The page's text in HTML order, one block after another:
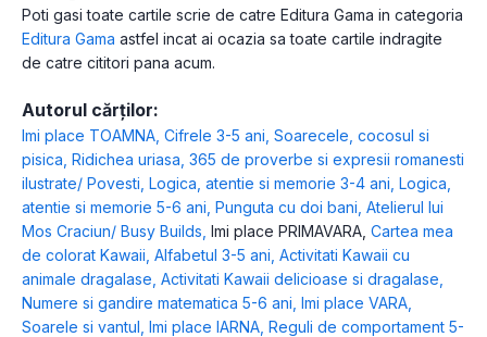
Poti gasi toate cartile scrie de catre Editura Gama in categoria
Editura Gama astfel incat ai ocazia sa toate cartile indragite
de catre cititori pana acum.
Autorul cărților:
Imi place TOAMNA Cifrele 3-5 ani Soarecele, cocosul si
pisica Ridichea uriasa 365 de proverbe si expresii romanesti
ilustrate/ Povesti Logica, atentie si memorie 3-4 ani Logica,
atentie si memorie 5-6 ani Punguta cu doi bani Atelierul lui
Mos Craciun/ Busy Builds Imi place PRIMAVARA Cartea mea
de colorat Kawaii Alfabetul 3-5 ani Activitati Kawaii cu
animale dragalase Activitati Kawaii delicioase si dragalase
Numere si gandire matematica 5-6 ani Imi place VARA
Soarele si vantul Imi place IARNA Reguli de comportament 5-